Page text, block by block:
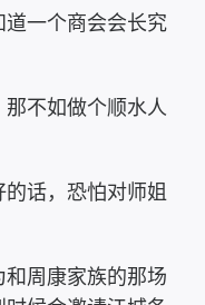
道一个商会会长究
不如做个顺水人
话，恐怕对师姐
周康家族的那场